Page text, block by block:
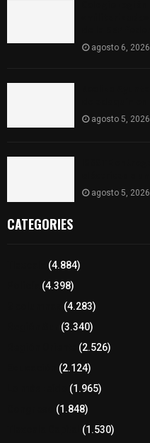
agosto 6, 2026
agosto 5, 2026
agosto 5, 2026
CATEGORIES
(4.884)
(4.398)
(4.283)
(3.340)
(2.526)
(2.124)
(1.965)
(1.848)
(1.530)